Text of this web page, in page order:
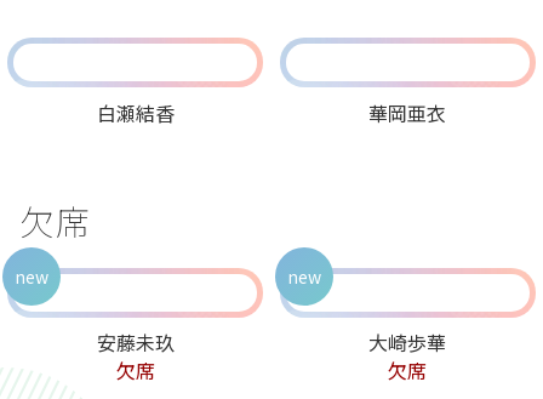
白瀬結香 華岡亜衣
欠席
安藤未玖
欠席
new
大崎歩華
欠席
new